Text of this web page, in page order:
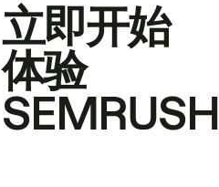
立即开始
体验
SEMRUSH